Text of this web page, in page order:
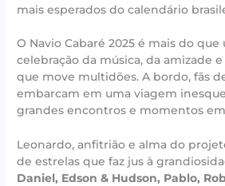
mais esperados do calendário
O Navio Cabaré 2025 é mais do
celebração da música, da amizade
que move multidões. A bordo, fãs
embarcam em uma viagem
grandes encontros e momentos
Leonardo, anfitrião e alma do
de estrelas que faz jus à
Daniel, Edson & Hudson, Pablo,